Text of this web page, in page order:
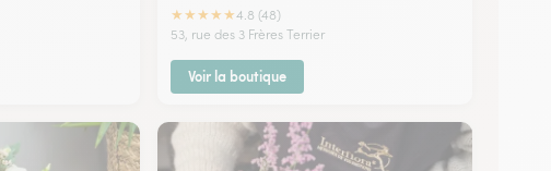
★★★★★4.8 (48)
53, rue des 3 Frères Terrier
Voir la boutique